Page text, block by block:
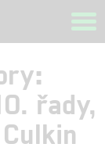
řady,